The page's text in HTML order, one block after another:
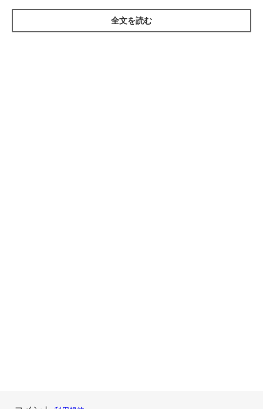
意思表示がはっきりしているルンルンちゃんなのでした。
全文を読む